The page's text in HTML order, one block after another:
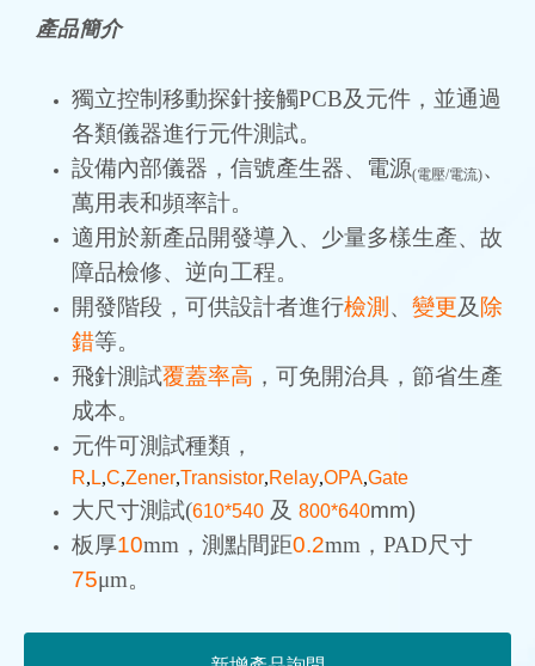
產品簡介
獨立控制移動探針接觸PCB及元件，並通過
各類儀器進行元件測試。
設備內部儀器，信號產生器、電源(電壓/電流)、
萬用表和頻率計。
適用於新產品開發導入、少量多樣生產、故
障品檢修、逆向工程。
開發階段，可供設計者進行檢測 、 變更及除
錯等。
飛針測試覆蓋率高 ，可免開治具，節省生產
成本。
元件可測試種類，
R, L,C,Zener,Transistor,Relay,OPA,Gate
大尺寸測試(610*540及 800*640mm)
板厚10mm，測點間距0.2mm，PAD尺寸
75μm。